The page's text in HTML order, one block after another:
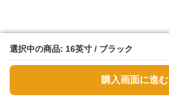
選択中の商品: 16英寸 / ブラック
購入画面に進む
選択中の商品: 16英寸 / ブラック
購入画面に進む